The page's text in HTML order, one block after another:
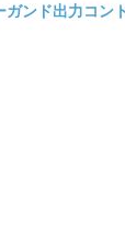
ンド出力コン